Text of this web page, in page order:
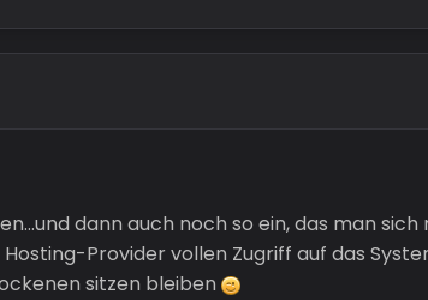
dann auch noch so ein, das man
Provider vollen Zugriff auf das
sitzen bleiben